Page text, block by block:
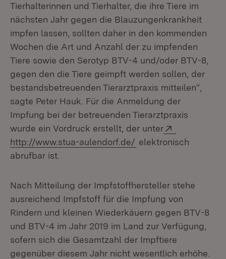
Tierhalterinnen und Tierhalter, die ihre Tiere im
nächsten Jahr gegen die Blauzungenkrankheit
impfen lassen, sollten daher in den kommenden
Wochen die Art und Anzahl der zu impfenden
Tiere sowie den Serotyp BTV-4 und/oder BTV-8,
gegen den die Tiere geimpft werden sollen, der
bestandsbetreuenden Tierarztpraxis mitteilen“,
sagte Peter Hauk. Für die Anmeldung der
Impfung bei der betreuenden Tierarztpraxis
wurde ein Vordruck erstellt, der unter
http://www.stua-aulendorf.de/ (Öffnet in neuem
elektronisch
abrufbar ist.
Nach Mitteilung der Impfstoffhersteller stehe
ausreichend Impfstoff für die Impfung von
Rindern und kleinen Wiederkäuern gegen BTV-8
und BTV-4 im Jahr 2019 im Land zur Verfügung,
sofern sich die Gesamtzahl der Impftiere
gegenüber diesem Jahr nicht wesentlich erhöhe.